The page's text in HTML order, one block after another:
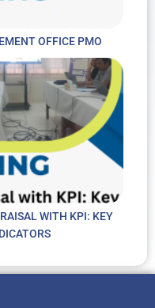
OFFICE PMO
WITH KPI: KEY